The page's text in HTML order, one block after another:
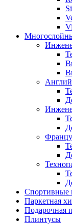
Спортивные
Паркетная
Подарочная
Плинтусы